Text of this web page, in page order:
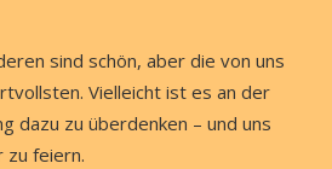
sind schön, aber die von uns
Vielleicht ist es an der
dazu zu überdenken – und uns
zu feiern.